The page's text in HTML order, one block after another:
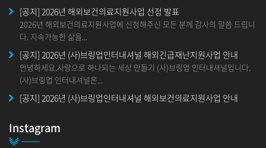
[공지] 2026년 해외보건의료지원사업 선정 발표
2026년 해외보건의료지원사업에 신청해주신 모든 분께 감사의 말씀 드립니
다. 지속가능한 삶을...
[공지] 2026년 (사)브링업인터내셔널 해외긴급재난지원사업 안내
안녕하세요.사랑으로 하나되는 세상 만들기 (사)브링업 인터내셔널입니다.
(사)브링업 인터내셔널은...
[공지] 2026년 (사)브링업인터내셔널 해외보건의료지원사업 안내
다. 2025년부터&nbs...
인도사업본부 설립 행사
Instagram